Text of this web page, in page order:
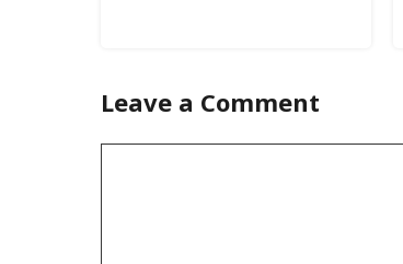
Leave a Comment